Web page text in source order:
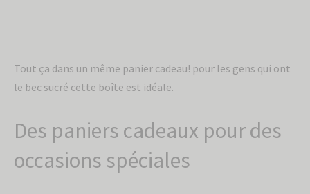
Tout ça dans un même panier cadeau! pour les gens qui ont
le bec sucré cette boîte est idéale.
Des paniers cadeaux pour des
occasions spéciales